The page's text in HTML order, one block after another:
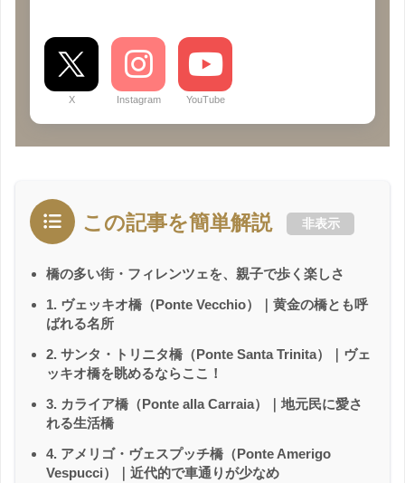
X Instagram YouTube
この記事を簡単解説 非表示
橋の多い街・フィレンツェを、親子で歩く楽しさ
1. ヴェッキオ橋（Ponte Vecchio）｜黄金の橋とも呼
ばれる名所
2. サンタ・トリニタ橋（Ponte Santa Trinita）｜ヴェ
ッキオ橋を眺めるならここ！
3. カライア橋（Ponte alla Carraia）｜地元民に愛さ
れる生活橋
4. アメリゴ・ヴェスプッチ橋（Ponte Amerigo
Vespucci）｜近代的で車通りが少なめ